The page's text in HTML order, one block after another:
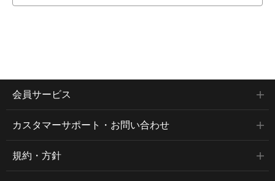
会員サービス
カスタマーサポート・お問い合わせ
規約・方針